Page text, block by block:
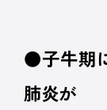
●子牛期
肺炎が